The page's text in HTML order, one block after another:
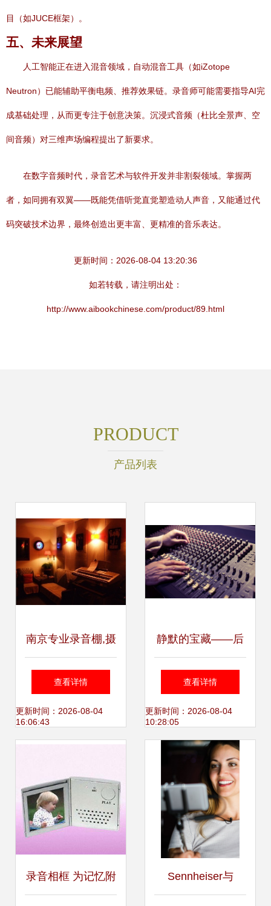
目（如JUCE框架）。
五、未来展望
人工智能正在进入混音领域，自动混音工具（如iZotope
Neutron）已能辅助平衡电频、推荐效果链。录音师可能需要指导AI完
成基础处理，从而更专注于创意决策。沉浸式音频（杜比全景声、空
间音频）对三维声场编程提出了新要求。
在数字音频时代，录音艺术与软件开发并非割裂领域。掌握两
者，如同拥有双翼——既能凭借听觉直觉塑造动人声音，又能通过代
码突破技术边界，最终创造出更丰富、更精准的音乐表达。
更新时间：2026-08-04 13:20:36
如若转载，请注明出处：
http://www.aibookchinese.com/product/89.html
PRODUCT
产品列表
南京专业录音棚,摄
影制作,南京画册设
计印刷-必得印象
查看详情
更新时间：2026-08-04
16:06:43
静默的宝藏——后
工业时代的数字铁
匠
查看详情
更新时间：2026-08-04
10:28:05
录音相框 为记忆附 Sennheiser与